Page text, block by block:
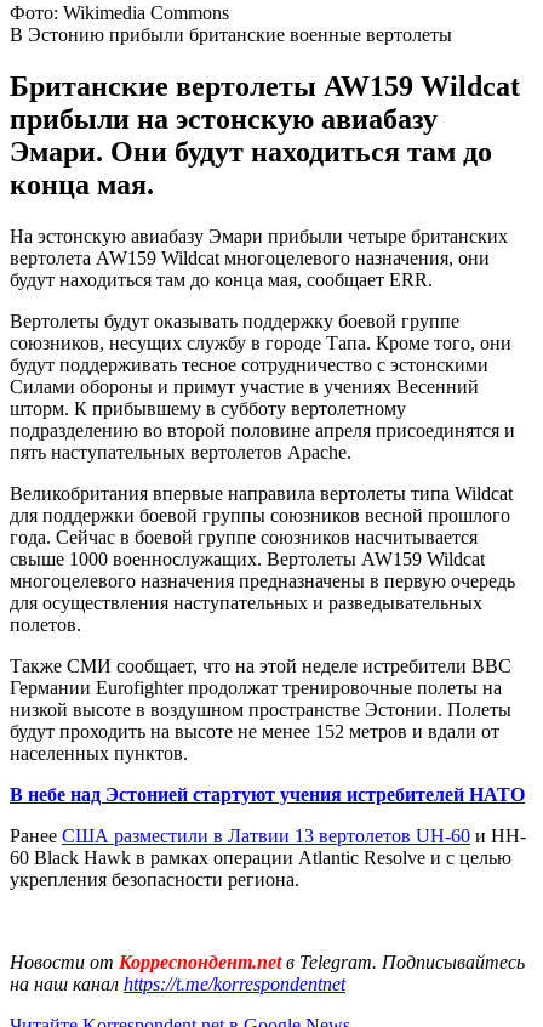
Фото: Wikimedia Commons
В Эстонию прибыли британские военные вертолеты
Британские вертолеты AW159 Wildcat
прибыли на эстонскую авиабазу
Эмари. Они будут находиться там до
конца мая.
На эстонскую авиабазу Эмари прибыли четыре британских
вертолета AW159 Wildcat многоцелевого назначения, они
будут находиться там до конца мая, сообщает ERR.
Вертолеты будут оказывать поддержку боевой группе
союзников, несущих службу в городе Тапа. Кроме того, они
будут поддерживать тесное сотрудничество с эстонскими
Силами обороны и примут участие в учениях Весенний
шторм. К прибывшему в субботу вертолетному
подразделению во второй половине апреля присоединятся и
пять наступательных вертолетов Apache.
Великобритания впервые направила вертолеты типа Wildcat
для поддержки боевой группы союзников весной прошлого
года. Сейчас в боевой группе союзников насчитывается
свыше 1000 военнослужащих. Вертолеты AW159 Wildcat
многоцелевого назначения предназначены в первую очередь
для осуществления наступательных и разведывательных
полетов.
Также СМИ сообщает, что на этой неделе истребители ВВС
Германии Eurofighter продолжат тренировочные полеты на
низкой высоте в воздушном пространстве Эстонии. Полеты
будут проходить на высоте не менее 152 метров и вдали от
населенных пунктов.
В небе над Эстонией стартуют учения истребителей НАТО
Ранее США разместили в Латвии 13 вертолетов UH-60 и HH-
60 Black Hawk в рамках операции Atlantic Resolve и с целью
укрепления безопасности региона.
Новости от Корреспондент.netв Telegram. Подписывайтесь
на наш канал https://t.me/korrespondentnet